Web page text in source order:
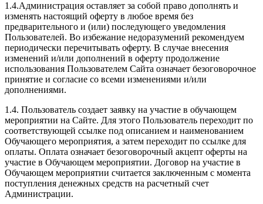
1.4.Администрация оставляет за собой право дополнять и
изменять настоящий оферту в любое время без
предварительного и (или) последующего уведомления
Пользователей. Во избежание недоразумений рекомендуем
периодически перечитывать оферту. В случае внесения
изменений и/или дополнений в оферту продолжение
использования Пользователем Сайта означает безоговорочное
принятие и согласие со всеми изменениями и/или
дополнениями.
1.4. Пользователь создает заявку на участие в обучающем
мероприятии на Сайте. Для этого Пользователь переходит по
соответствующей ссылке под описанием и наименованием
Обучающего мероприятия, а затем переходит по ссылке для
оплаты. Оплата означает безоговорочный акцепт оферты на
участие в Обучающем мероприятии. Договор на участие в
Обучающем мероприятии считается заключенным с момента
поступления денежных средств на расчетный счет
Администрации.